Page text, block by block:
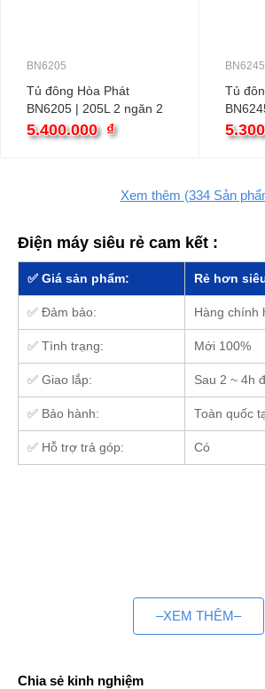
BN6205
Tủ đông Hòa Phát
BN6205 | 205L 2 ngăn 2
cánh
5.400.000 ₫
BN6245
Tủ
cánh
Xem thêm (334Sản
Điện máy siêu rẻ cam kết :
✅ Giá sản phẩm: Rẻ hơn
✅ Đảm bảo: Hàng chính
✅ Tình trạng: Mới 100%
✅ Giao lắp: Sau 2 ~ 4h
✅ Bảo hành: Toàn quốc
✅ Hỗ trợ trả góp: Có
–XEM THÊM–
Chia sẻ kinh nghiệm